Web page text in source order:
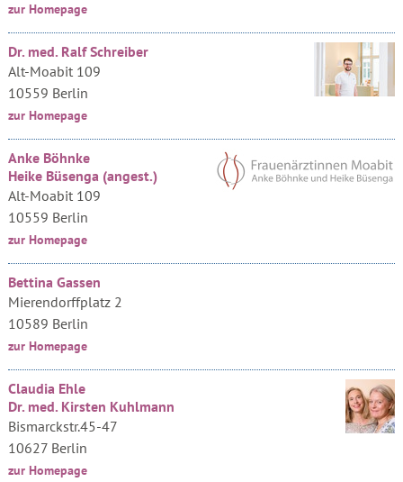
zur Homepage
Dr. med. Ralf Schreiber
Alt-Moabit 109
10559 Berlin
zur Homepage
Anke Böhnke
Heike Büsenga (angest.)
Alt-Moabit 109
10559 Berlin
zur Homepage
Bettina Gassen
Mierendorffplatz 2
10589 Berlin
zur Homepage
Claudia Ehle
Dr. med. Kirsten Kuhlmann
Bismarckstr.45-47
10627 Berlin
zur Homepage